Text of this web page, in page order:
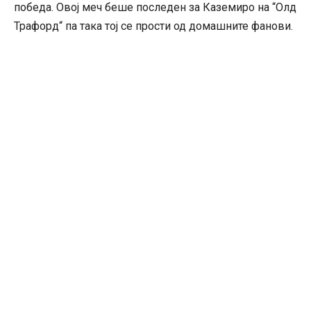
победа. Овој меч беше последен за Каземиро на “Олд
Трафорд“ па така тој се прости од домашните фанови.